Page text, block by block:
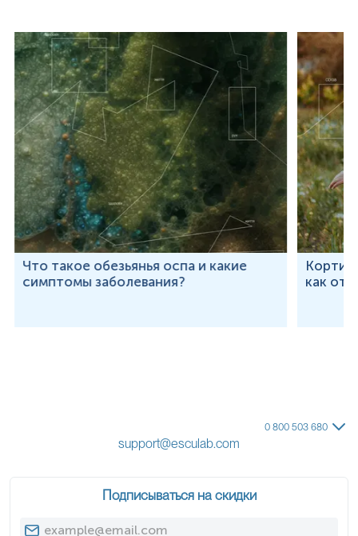
Что такое обезьянья оспа и какие
симптомы заболевания?
как от
0 800 503 680
support@esculab.com
Подписываться на скидки